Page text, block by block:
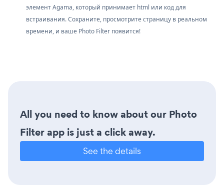
элемент Agama, который принимает html или код для
встраивания. Сохраните, просмотрите страницу в реальном
времени, и ваше Photo Filter появится!
All you need to know about our Photo
Filter app is just a click away.
See the details